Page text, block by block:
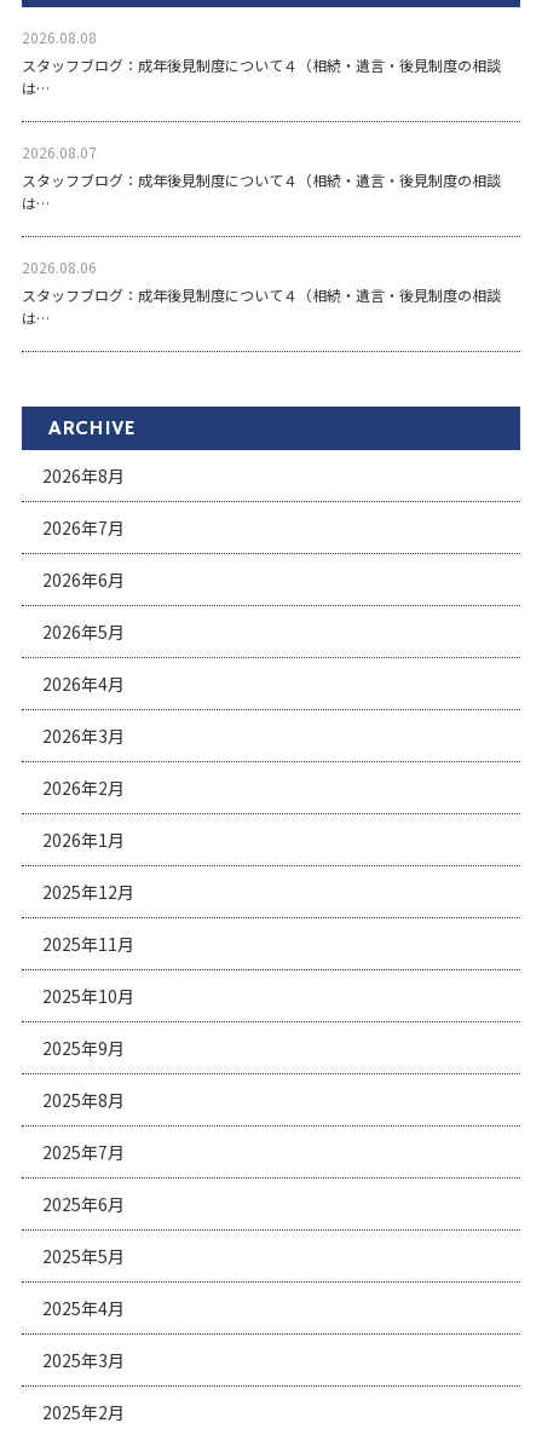
2026.08.08
スタッフブログ：成年後見制度について４（相続・遺言・後見制度の相談
は…
2026.08.07
スタッフブログ：成年後見制度について４（相続・遺言・後見制度の相談
は…
2026.08.06
スタッフブログ：成年後見制度について４（相続・遺言・後見制度の相談
は…
ARCHIVE
2026年8月
2026年7月
2026年6月
2026年5月
2026年4月
2026年3月
2026年2月
2026年1月
2025年12月
2025年11月
2025年10月
2025年9月
2025年8月
2025年7月
2025年6月
2025年5月
2025年4月
2025年3月
2025年2月